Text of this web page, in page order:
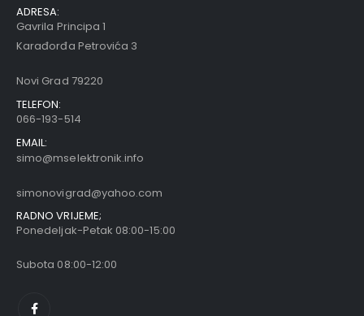
ADRESA:
Gavrila Principa 1
Karađorđa Petrovića 3
Novi Grad 79220
TELEFON:
066-193-514
EMAIL:
simo@mselektronik.info
simonovigrad@yahoo.com
RADNO VRIJEME;
Ponedeljak-Petak 08:00-15:00
Subota 08:00-12:00